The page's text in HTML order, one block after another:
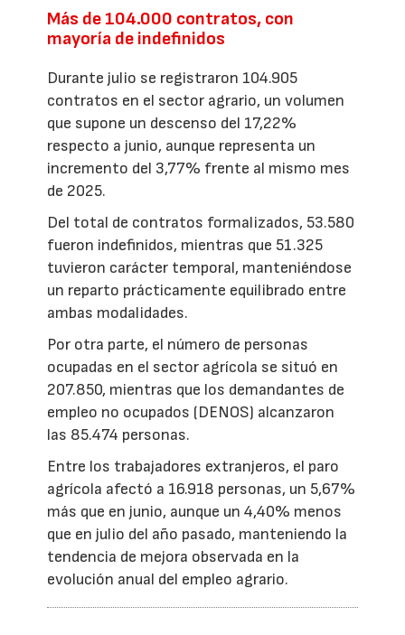
Más de 104.000 contratos, con
mayoría de indefinidos
Durante julio se registraron 104.905
contratos en el sector agrario, un volumen
que supone un descenso del 17,22%
respecto a junio, aunque representa un
incremento del 3,77% frente al mismo mes
de 2025.
Del total de contratos formalizados, 53.580
fueron indefinidos, mientras que 51.325
tuvieron carácter temporal, manteniéndose
un reparto prácticamente equilibrado entre
ambas modalidades.
Por otra parte, el número de personas
ocupadas en el sector agrícola se situó en
207.850, mientras que los demandantes de
empleo no ocupados (DENOS) alcanzaron
las 85.474 personas.
Entre los trabajadores extranjeros, el paro
agrícola afectó a 16.918 personas, un 5,67%
más que en junio, aunque un 4,40% menos
que en julio del año pasado, manteniendo la
tendencia de mejora observada en la
evolución anual del empleo agrario.